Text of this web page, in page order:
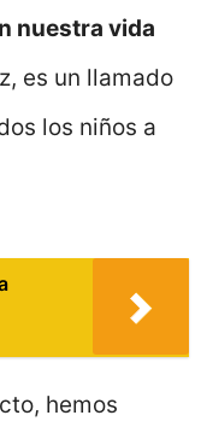
nuestra vida
es un llamado
los niños a
hemos